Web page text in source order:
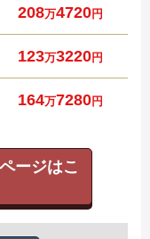
208万4720円
123万3220円
164万7280円
ージはこ